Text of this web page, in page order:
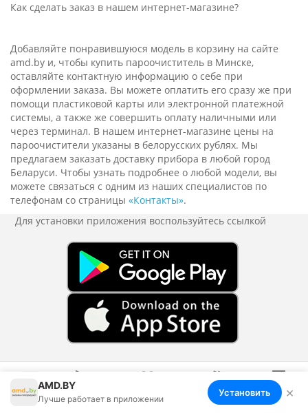
Меню Корзина Избранное Сравнение Войти
Как сделать заказ в нашем интернет-магазине?
Добавляйте понравившуюся модель в корзину на сайте
amd.by и, чтобы купить пароочиститель в Минске,
оставляйте контактную информацию о себе при
оформлении заказа. Вы можете оплатить его сразу же при
помощи пластиковой карты или электронной платежной
системы, а также же совершить оплату наличными или
через терминал. В нашем интернет-магазине цены на
пароочистители указаны в белорусских рублях. Мы
предлагаем заказать доставку прибора в любой город
Беларуси. Чтобы узнать подробнее о любой модели, вы
можете связаться с одним из наших специалистов по
телефонам со страницы «Контакты».
Для установки приложения воспользуйтесь ссылкой
О компании
Реквизиты
Оплата
AMD.BY
Лучше работает в приложении
Установить ×